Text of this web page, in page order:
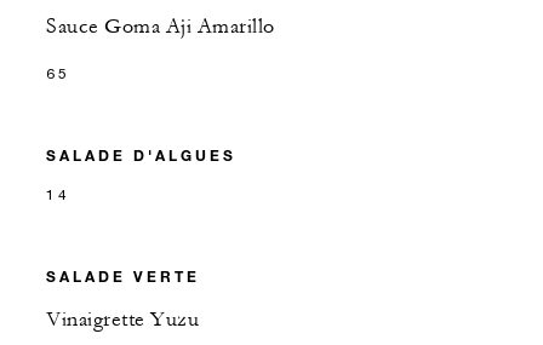
Sauce Goma Aji Amarillo
65
SALADE D'ALGUES
14
SALADE VERTE
Vinaigrette Yuzu